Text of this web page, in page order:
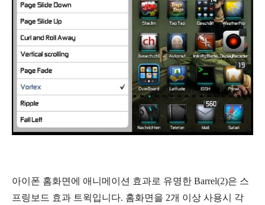
아이폰 홈화면에 애니메이션 효과로 유명한 Barrel(2)은 스
프링보드 효과 트윅입니다. 홈화면을 2개 이상 사용시 각